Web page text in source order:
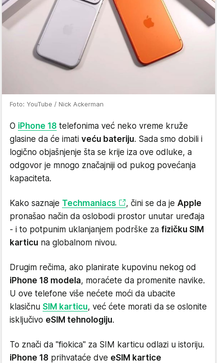
Foto: YouTube / Nick Ackerman
O iPhone 18 telefonima već neko vreme kruže
glasine da će imati veću bateriju. Sada smo dobili i
logično objašnjenje šta se krije iza ove odluke, a
odgovor je mnogo značajniji od pukog povećanja
kapaciteta.
Kako saznaje Techmaniacs , čini se da je Apple
pronašao način da oslobodi prostor unutar uređaja
- i to potpunim uklanjanjem podrške za fizičku SIM
karticu na globalnom nivou.
Drugim rečima, ako planirate kupovinu nekog od
iPhone 18 modela, moraćete da promenite navike.
U ove telefone više nećete moći da ubacite
klasičnu SIM karticu, već ćete morati da se oslonite
isključivo eSIM tehnologiju.
To znači da "fiokica" za SIM karticu odlazi u istoriju.
iPhone 18 prihvataće dve eSIM kartice